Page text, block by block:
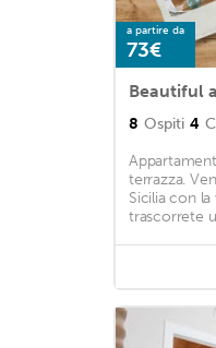
a partire da
73€
8 Ospiti 4
terrazza.
Sicilia con
trascorrete